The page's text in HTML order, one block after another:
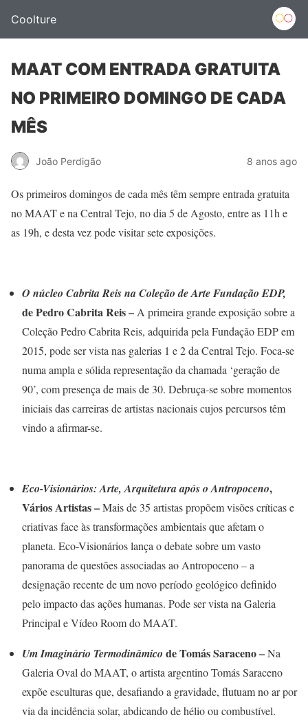
Coolture
MAAT COM ENTRADA GRATUITA
NO PRIMEIRO DOMINGO DE CADA
MÊS
João Perdigão 8 anos ago
Os primeiros domingos de cada mês têm sempre entrada gratuita
no MAAT e na Central Tejo, no dia 5 de Agosto, entre as 11h e
as 19h, e desta vez pode visitar sete exposições.
O núcleo Cabrita Reis na Coleção de Arte Fundação EDP,
de Pedro Cabrita Reis– A primeira grande exposição sobre a
Coleção Pedro Cabrita Reis, adquirida pela Fundação EDP em
2015, pode ser vista nas galerias 1 e 2 da Central Tejo. Foca-se
numa ampla e sólida representação da chamada ‘geração de
90’, com presença de mais de 30. Debruça-se sobre momentos
iniciais das carreiras de artistas nacionais cujos percursos têm
vindo a afirmar-se.
Eco-Visionários: Arte, Arquitetura após o Antropoceno,
Vários Artistas–Mais de 35 artistas propõem visões críticas e
criativas face às transformações ambientais que afetam o
planeta. Eco-Visionários lança o debate sobre um vasto
panorama de questões associadas ao Antropoceno – a
designação recente de um novo período geológico definido
pelo impacto das ações humanas. Pode ser vista na Galeria
Principal e Vídeo Room do MAAT.
Um Imaginário Termodinâmico de Tomás Saraceno –Na
Galeria Oval do MAAT, o artista argentino Tomás Saraceno
expõe esculturas que, desafiando a gravidade, flutuam no ar por
via da incidência solar, abdicando de hélio ou combustível.